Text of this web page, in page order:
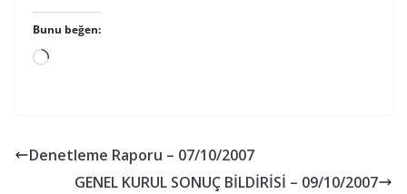
Bunu beğen:
Yükleniyor...
Denetleme Raporu – 07/10/2007
GENEL KURUL SONUÇ BİLDİRİSİ – 09/10/2007